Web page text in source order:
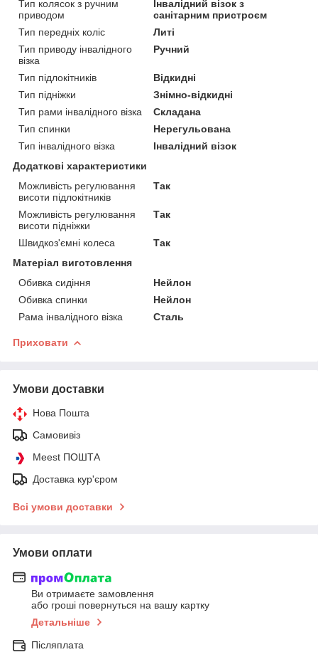
Тип колясок з ручним
приводом
Інвалідний візок з
санітарним пристроєм
Тип передніх коліс
Литі
Тип приводу інвалідного
візка
Ручний
Тип підлокітників
Відкидні
Тип підніжки
Знімно-відкидні
Тип рами інвалідного візка
Складана
Тип спинки
Нерегульована
Тип інвалідного візка
Інвалідний візок
Додаткові характеристики
Можливість регулювання
висоти підлокітників
Так
Можливість регулювання
висоти підніжки
Так
Швидкоз'ємні колеса
Так
Матеріал виготовлення
Обивка сидіння
Нейлон
Обивка спинки
Нейлон
Рама інвалідного візка
Сталь
Приховати
Умови доставки
Нова Пошта
Самовивіз
Meest ПОШТА
Доставка кур'єром
Всі умови доставки
Умови оплати
Ви отримаєте замовлення
або гроші повернуться на вашу картку
Детальніше
Післяплата